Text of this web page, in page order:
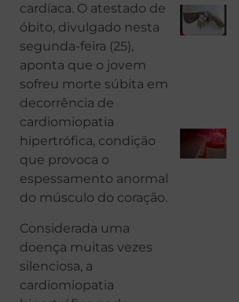
cardíaca. O atestado de
óbito, divulgado nesta
segunda-feira (25),
aponta que o jovem
sofreu morte súbita em
decorrência de
cardiomiopatia
hipertrófica, condição
que provoca o
espessamento anormal
do músculo do coração.
Considerada uma
doença muitas vezes
silenciosa, a
cardiomiopatia